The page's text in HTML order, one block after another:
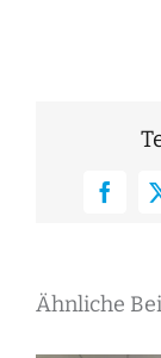
Ähnliche